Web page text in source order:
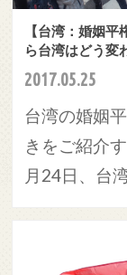
【台湾：婚姻
ら台湾はどう変
2017.05.25
台湾の婚姻
きをご紹介
月24日、台